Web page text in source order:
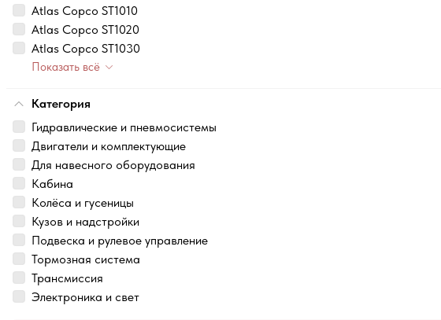
Atlas Copco ST1010
Atlas Copco ST1020
Atlas Copco ST1030
Показать всё
Категория
Гидравлические и пневмосистемы
Двигатели и комплектующие
Для навесного оборудования
Кабина
Колёса и гусеницы
Кузов и надстройки
Подвеска и рулевое управление
Тормозная система
Трансмиссия
Электроника и свет